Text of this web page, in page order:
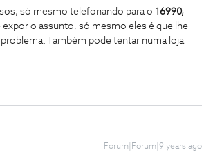
só mesmo telefonando para o 16990,
expor o assunto, só mesmo eles é que lhe
Também pode tentar numa loja
Forum|Forum|9 years ago